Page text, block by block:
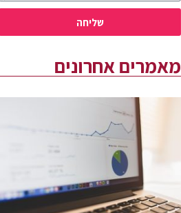
שליחה
מאמרים אחרונים